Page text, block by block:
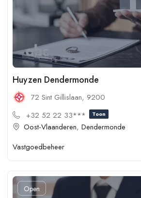
Huyzen Dendermonde
72 Sint Gillislaan, 9200
+32 52 22 33***
Toon
Oost-Vlaanderen, Dendermonde
Vastgoedbeheer
Open